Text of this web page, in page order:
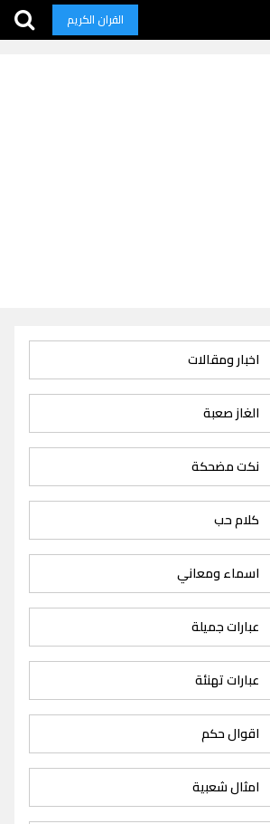
القران الكريم
اخبار ومقالات
الغاز صعبة
نكت مضحكة
كلام حب
اسماء ومعاني
عبارات جميلة
عبارات تهنئة
اقوال حكم
امثال شعبية